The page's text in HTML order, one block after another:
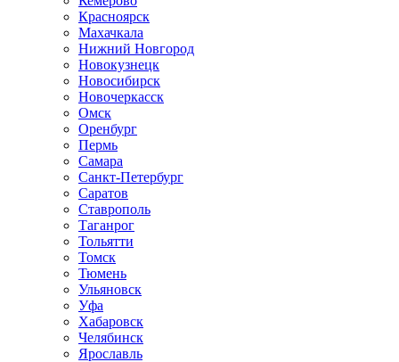
Красноярск
Махачкала
Нижний Новгород
Новокузнецк
Новосибирск
Новочеркаcск
Омск
Оренбург
Пермь
Самара
Санкт-Петербург
Саратов
Ставрополь
Таганрог
Тольятти
Томск
Тюмень
Ульяновск
Уфа
Хабаровск
Челябинск
Ярославль